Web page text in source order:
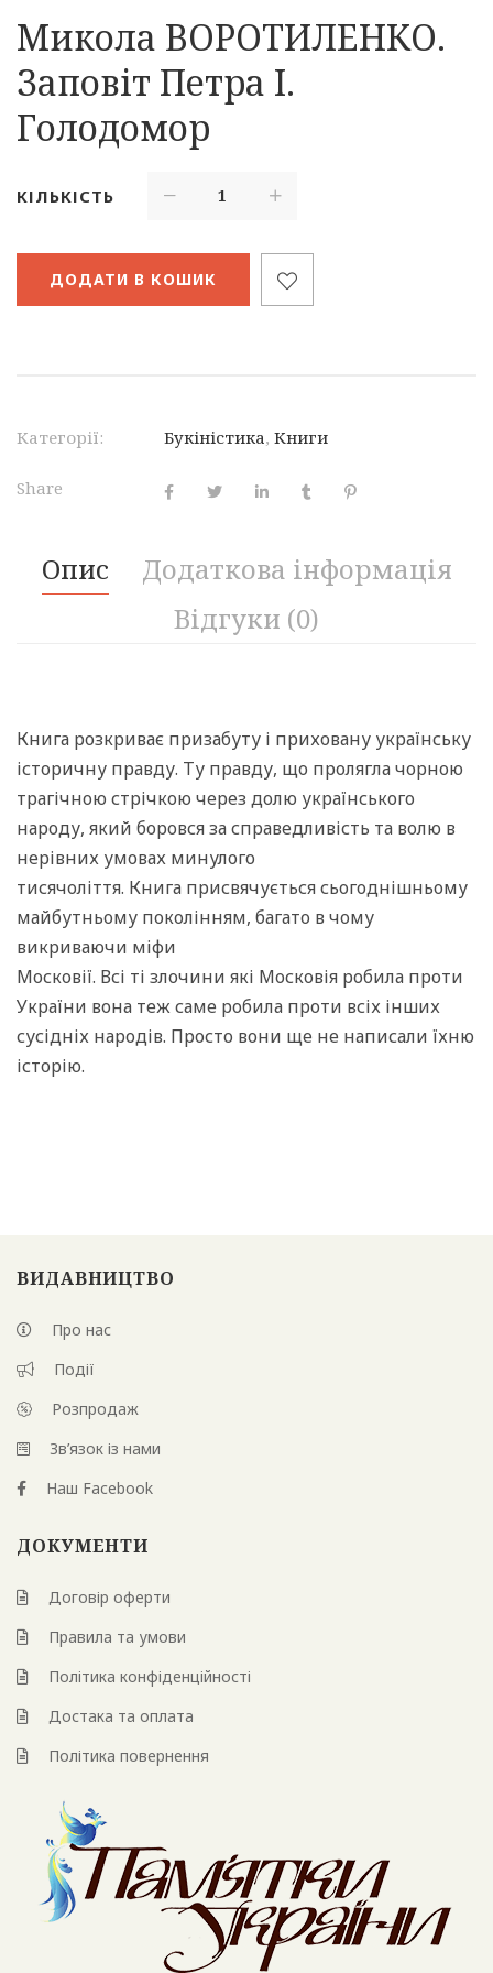
550.00 ₴. 400.00 ₴.
Микола ВОРОТИЛЕНКО.
Заповіт Петра І.
Голодомор
КІЛЬКІСТЬ
ДОДАТИ В КОШИК
Категорії: Букіністика, Книги
Share
Опис
Додаткова інформація
Відгуки (0)
Книга розкриває призабуту і приховану українську
історичну правду. Ту правду, що пролягла чорною
трагічною стрічкою через долю українського
народу, який боровся за справедливість та волю в
нерівних умовах минулого
тисячоліття. Книга присвячується сьогоднішньому
майбутньому поколінням, багато в чому
викриваючи міфи
Московії. Всі ті злочини які Московія робила проти
України вона теж саме робила проти всіх інших
сусідніх народів. Просто вони ще не написали їхню
історію.
ВИДАВНИЦТВО
Про нас
Події
Розпродаж
Зв’язок із нами
Наш Facebook
ДОКУМЕНТИ
Договір оферти
Правила та умови
Політика конфіденційності
Достака та оплата
Політика повернення